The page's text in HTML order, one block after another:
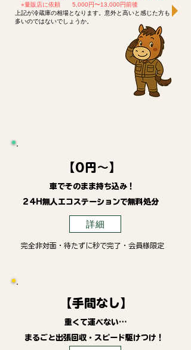
⭐︎量販店に依頼 5,000円〜13,000円前後
上記が冷蔵庫の相場となります。意外と高いと感じた方も
多いのではないでしょうか。
【0円～】
車でそのまま持ち込み！
24H無人エコステーションで無料処分
詳細
完全非対面・待たずに秒で完了・会員様限定
【手間なし】
重くて運べない…
まるごと出張回収・スピード駆けつけ！